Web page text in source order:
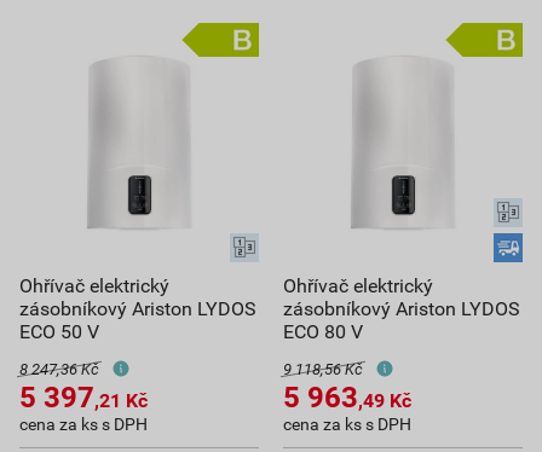
Ohřívač elektrický
zásobníkový Ariston LYDOS
ECO 50 V
8 247,36 Kč
5 397,21 Kč
cena za ks s DPH
Ohřívač elektrický
zásobníkový Ariston LYDOS
ECO 80 V
9 118,56 Kč
5 963,49 Kč
cena za ks s DPH